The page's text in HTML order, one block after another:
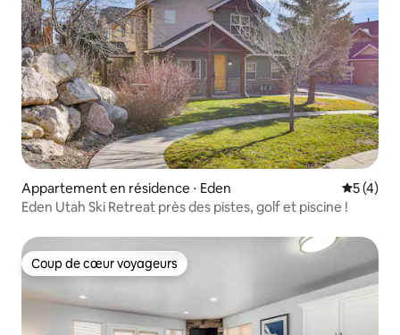
Appartement en résidence ⋅ Eden
5 (4)
Eden Utah Ski Retreat près des pistes, golf et piscine !
Coup de cœur voyageurs
Coup de cœur voyageurs